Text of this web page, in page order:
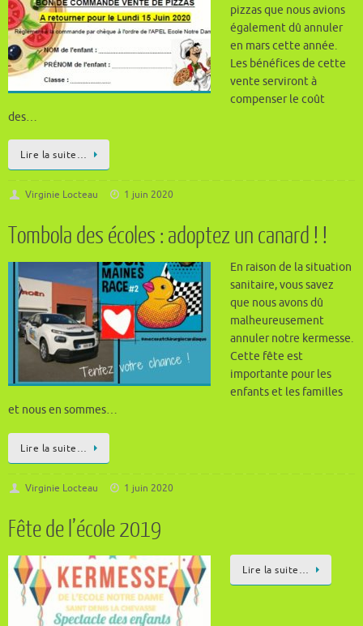
pizzas que nous avions
également dû annuler
en mars cette année.
Les bénéfices de cette
vente serviront à
compenser le coût
des…
Lire la suite…
Virginie Locteau 1 juin 2020
Tombola des écoles : adoptez un canard ! !
En raison de la situation
sanitaire, vous savez
que nous avons dû
malheureusement
annuler notre kermesse.
Cette fête est
importante pour les
enfants et les familles
et nous en sommes…
Lire la suite…
Virginie Locteau 1 juin 2020
Fête de l’école 2019
Lire la suite…